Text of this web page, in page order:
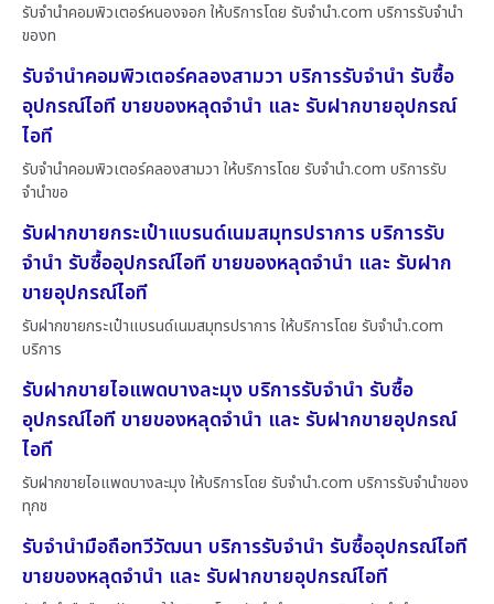
รับจำนำคอมพิวเตอร์หนองจอก ให้บริการโดย รับจํานํา.com บริการรับจำนำ
ของท
รับจำนำคอมพิวเตอร์คลองสามวา บริการรับจำนำ รับซื้อ
อุปกรณ์ไอที ขายของหลุดจำนำ และ รับฝากขายอุปกรณ์
ไอที
รับจำนำคอมพิวเตอร์คลองสามวา ให้บริการโดย รับจํานํา.com บริการรับ
จำนำขอ
รับฝากขายกระเป๋าแบรนด์เนมสมุทรปราการ บริการรับ
จำนำ รับซื้ออุปกรณ์ไอที ขายของหลุดจำนำ และ รับฝาก
ขายอุปกรณ์ไอที
รับฝากขายกระเป๋าแบรนด์เนมสมุทรปราการ ให้บริการโดย รับจํานํา.com
บริการ
รับฝากขายไอแพดบางละมุง บริการรับจำนำ รับซื้อ
อุปกรณ์ไอที ขายของหลุดจำนำ และ รับฝากขายอุปกรณ์
ไอที
รับฝากขายไอแพดบางละมุง ให้บริการโดย รับจํานํา.com บริการรับจำนำของ
ทุกช
รับจำนำมือถือทวีวัฒนา บริการรับจำนำ รับซื้ออุปกรณ์ไอที
ขายของหลุดจำนำ และ รับฝากขายอุปกรณ์ไอที